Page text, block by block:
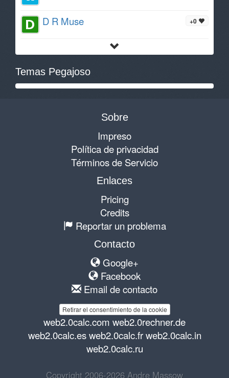
+0
D R Muse
Temas Pegajoso
Sobre
Impreso
Política de privacidad
Términos de Servicio
Enlaces
Pricing
Credits
Reportar un problema
Contacto
Google+
Facebook
Email de contacto
Retirar el consentimiento de la cookie
web2.0calc.com web2.0rechner.de
web2.0calc.es web2.0calc.fr web2.0calc.in
web2.0calc.ru
Copyright 2006-2026 Andre Massow